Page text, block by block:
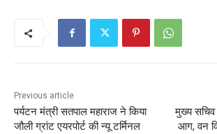
k
A
p
Previous article
पर्यटन मंत्री सतपाल महाराज ने किया
जौली ग्रांट एयरपोर्ट की न्यू टर्मिनल
मुख्य
आग, वन